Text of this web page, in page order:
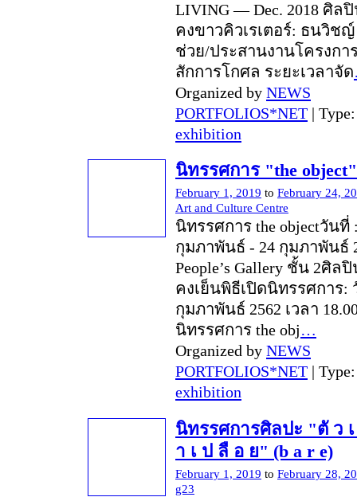
LIVING — Dec. 2018 ศิล
คงขาวคิวเรเตอร์: ธนวิช
ช่วย/ประสานงานโครงก
สักการโกศล ระยะเวลาจัด
Organized by NEWS
PORTFOLIOS*NET |
exhibition
นิทรรศการ "the object"
February 1, 2019 to February 24,
Art and Culture Centre
นิทรรศการ the objectวันที่
กุมภาพันธ์ - 24 กุมภาพันธ์
People’s Gallery ชั้น 2ศิล
คงเย็นพิธีเปิดนิทรรศการ:
กุมภาพันธ์ 2562 เวลา
นิทรรศการ the obj…
Organized by NEWS
PORTFOLIOS*NET |
exhibition
นิทรรศการศิลปะ "ตั ว เ
า เ ป ลื อ ย" (b a r e)
February 1, 2019 to February 28,
g23